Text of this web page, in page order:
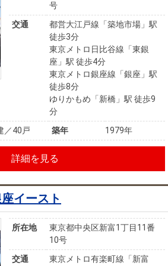
号
交通
都営大江戸線「築地市場」駅
徒歩3分
東京メトロ日比谷線「東銀
座」駅 徒歩4分
東京メトロ銀座線「銀座」駅
徒歩8分
ゆりかもめ「新橋」駅 徒歩9
分
／40戸 築年 1979年
詳細を見る
イースト
所在地
東京都中央区新富1丁目11番
10号
交通
東京メトロ有楽町線「新富